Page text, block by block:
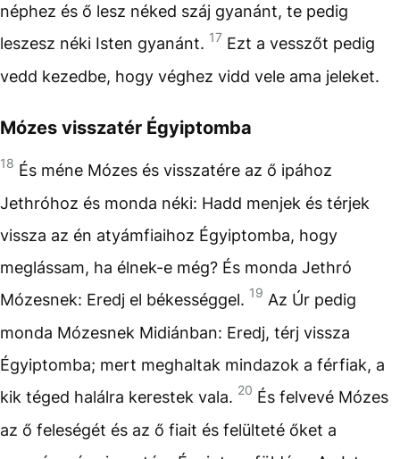
néphez és ő lesz néked száj gyanánt, te pedig
leszesz néki Isten gyanánt. 17 Ezt a vesszőt pedig
vedd kezedbe, hogy véghez vidd vele ama jeleket.
Mózes visszatér Égyiptomba
18 És méne Mózes és visszatére az ő ipához
Jethróhoz és monda néki: Hadd menjek és térjek
vissza az én atyámfiaihoz Égyiptomba, hogy
meglássam, ha élnek-e még? És monda Jethró
Mózesnek: Eredj el békességgel. 19 Az Úr pedig
monda Mózesnek Midiánban: Eredj, térj vissza
Égyiptomba; mert meghaltak mindazok a férfiak, a
kik téged halálra kerestek vala. 20 És felvevé Mózes
az ő feleségét és az ő fiait és felülteté őket a